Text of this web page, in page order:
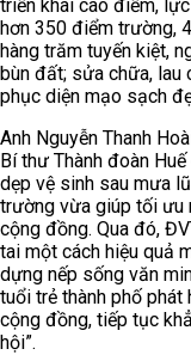
triển khai cao điểm,
hơn 350 điểm trường,
hàng trăm tuyến kiệt,
bùn đất; sửa chữa, lau
phục diện mạo sạch
Anh Nguyễn Thanh
Bí thư Thành đoàn
dẹp vệ sinh sau mưa
trường vừa giúp tối ưu
cộng đồng. Qua đó,
tai một cách hiệu quả
dựng nếp sống văn
tuổi trẻ thành phố phát
cộng đồng, tiếp tục
hội”.